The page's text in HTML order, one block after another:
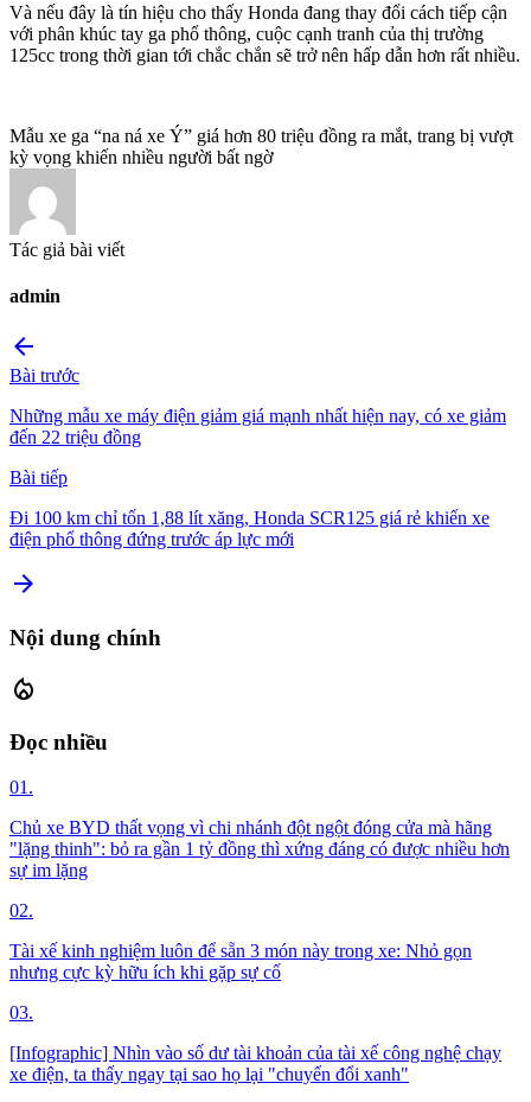
Và nếu đây là tín hiệu cho thấy Honda đang thay đổi cách tiếp cận
với phân khúc tay ga phổ thông, cuộc cạnh tranh của thị trường
125cc trong thời gian tới chắc chắn sẽ trở nên hấp dẫn hơn rất nhiều.
Mẫu xe ga “na ná xe Ý” giá hơn 80 triệu đồng ra mắt, trang bị vượt
kỳ vọng khiến nhiều người bất ngờ
Tác giả bài viết
admin
arrow_back
Bài trước
Những mẫu xe máy điện giảm giá mạnh nhất hiện nay, có xe giảm
đến 22 triệu đồng
Bài tiếp
Đi 100 km chỉ tốn 1,88 lít xăng, Honda SCR125 giá rẻ khiến xe
điện phổ thông đứng trước áp lực mới
arrow_forward
Nội dung chính
local_fire_department
Đọc nhiều
01.
Chủ xe BYD thất vọng vì chi nhánh đột ngột đóng cửa mà hãng
"lặng thinh": bỏ ra gần 1 tỷ đồng thì xứng đáng có được nhiều hơn
sự im lặng
02.
Tài xế kinh nghiệm luôn để sẵn 3 món này trong xe: Nhỏ gọn
nhưng cực kỳ hữu ích khi gặp sự cố
03.
[Infographic] Nhìn vào số dư tài khoản của tài xế công nghệ chạy
xe điện, ta thấy ngay tại sao họ lại "chuyển đổi xanh"